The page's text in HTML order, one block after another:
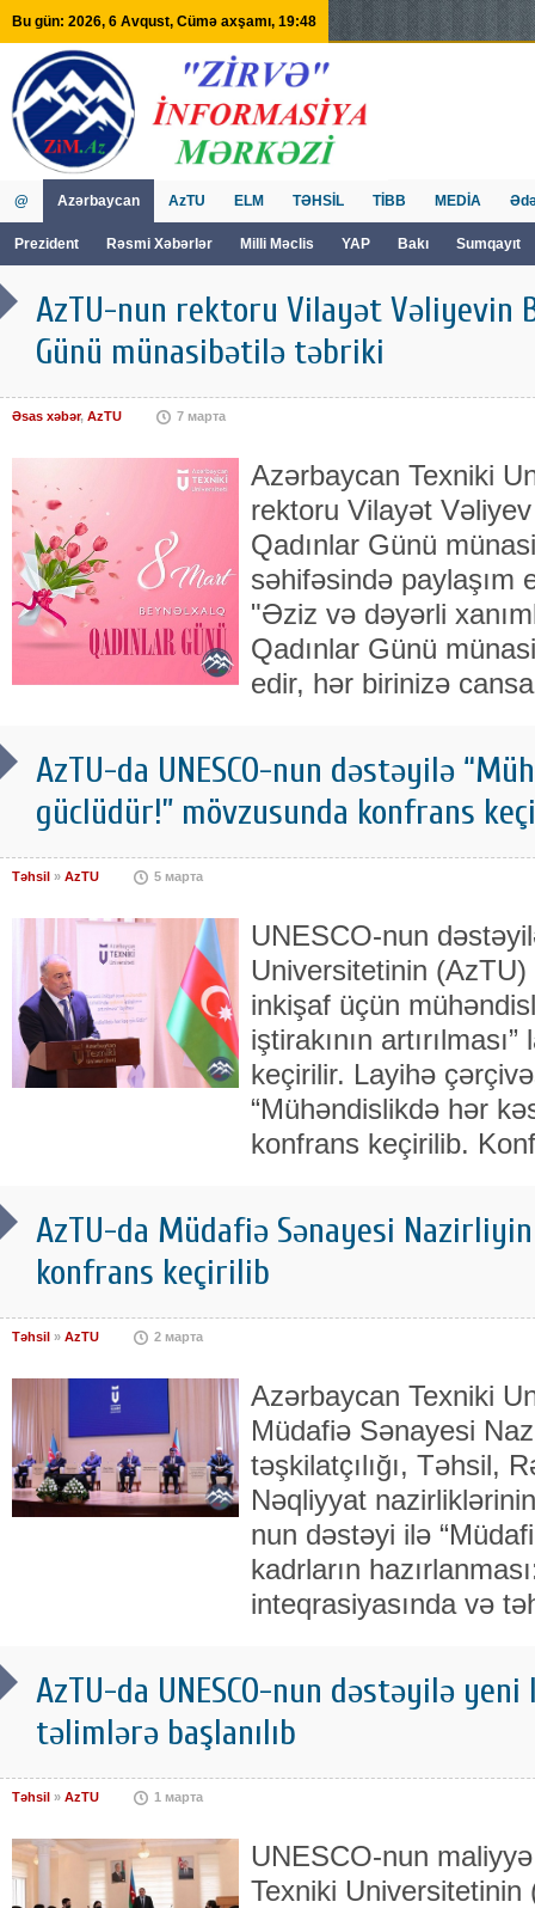
Bu gün: 2026, 6 Avqust, Cümə axşamı, 19:48
@ Azərbaycan
Prezident Rəsmi Xəbərlər Milli Məclis YAP Bakı Sumqayıt
AzTU ELM TƏHSİL TİBB MEDİA
AzTU-nun rektoru Vilayət Vəliyevin
Günü münasibətilə təbriki
Əsas xəbər, AzTU 7 марта
Azərbaycan Texniki
rektoru Vilayət
Qadınlar Günü
səhifəsində paylaşım
"Əziz və dəyərli
Qadınlar Günü
edir, hər birinizə
AzTU-da UNESCO-nun dəstəyilə
güclüdür!” mövzusunda konfrans
Təhsil » AzTU 5 марта
UNESCO-nun
Universitetinin (AzTU)
inkişaf üçün
iştirakının
keçirilir. Layihə
“Mühəndislikdə hər
konfrans keçirilib.
AzTU-da Müdafiə Sənayesi
konfrans keçirilib
Təhsil » AzTU 2 марта
Azərbaycan Texniki
Müdafiə Sənayesi
təşkilatçılığı, Təhsil,
Nəqliyyat
nun dəstəyi ilə
kadrların
inteqrasiyasında və
AzTU-da UNESCO-nun dəstəyilə
təlimlərə başlanılıb
Təhsil » AzTU 1 марта
UNESCO-nun
Texniki